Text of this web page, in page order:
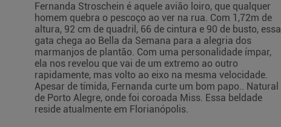
Fernanda Stroschein é aquele avião loiro, que qualquer
homem quebra o pescoço ao ver na rua. Com 1,72m de
altura, 92 cm de quadril, 66 de cintura e 90 de busto, essa
gata chega ao Bella da Semana para a alegria dos
marmanjos de plantão. Com uma personalidade ímpar,
ela nos revelou que vai de um extremo ao outro
rapidamente, mas volto ao eixo na mesma velocidade.
Apesar de tímida, Fernanda curte um bom papo.. Natural
de Porto Alegre, onde foi coroada Miss. Essa beldade
reside atualmente em Florianópolis.